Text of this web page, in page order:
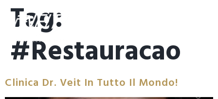
Tag:
#restauracao
Clinica Dr. Veit In Tutto Il Mondo!